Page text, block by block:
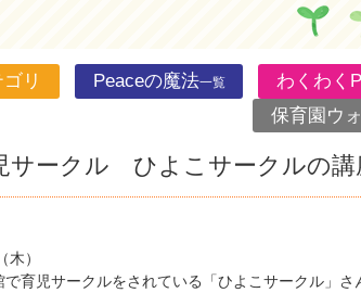
リ Peaceの魔法一覧 わくわく
保育園ウ
サークル ひよこサークルの講
木）
で育児サークルをされている「ひよこサークル」さ